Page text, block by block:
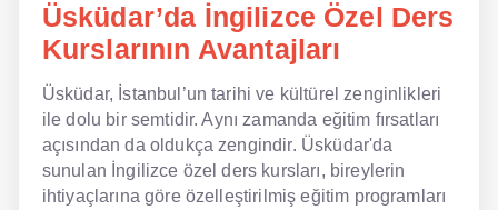
Online İngilizce
Sözlük
Gizlilik Politikası
Üsküdar’da İngilizce Özel Ders
Kurslarının Avantajları
Üsküdar, İstanbul’un tarihi ve kültürel zenginlikleri
ile dolu bir semtidir. Aynı zamanda eğitim fırsatları
açısından da oldukça zengindir. Üsküdar'da
sunulan İngilizce özel ders kursları, bireylerin
ihtiyaçlarına göre özelleştirilmiş eğitim programları